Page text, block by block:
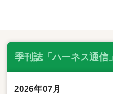
季刊誌「ハーネス通信」
2026年07月